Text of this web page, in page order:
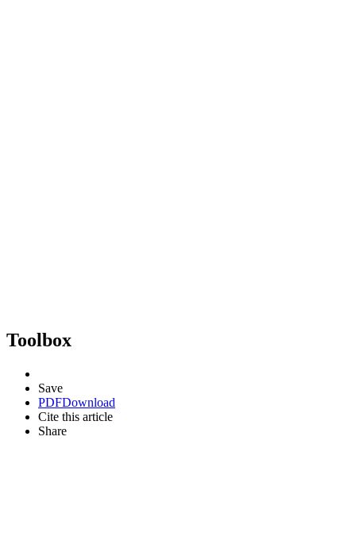
Toolbox
Save
PDFDownload
Cite this article
Share